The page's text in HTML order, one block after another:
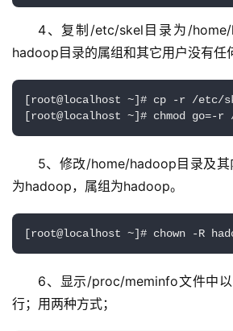
4、复制/etc/skel目录为/
hadoop目录的属组和其它用户没有任
[root@localhost ~]# cp -r /etc/
[root@localhost ~]# chmod go=-r
5、修改/home/hadoop目录及其
为hadoop，属组为hadoop。
[root@localhost ~]# chown -R
6、显示/proc/meminfo文件中
行；用两种方式；